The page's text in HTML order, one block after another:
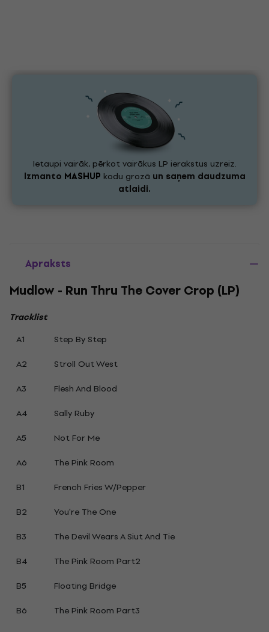
Ietaupi vairāk, pērkot vairākus LP ierakstus uzreiz.
Izmanto MASHUP kodu grozā un saņem daudzuma
atlaidi.
Apraksts
Mudlow - Run Thru The Cover Crop (LP)
Tracklist
A1
Step By Step
A2
Stroll Out West
A3
Flesh And Blood
A4
Sally Ruby
A5
Not For Me
A6
The Pink Room
B1
French Fries W/Pepper
B2
You're The One
B3
The Devil Wears A Siut And Tie
B4
The Pink Room Part2
B5
Floating Bridge
B6
The Pink Room Part3